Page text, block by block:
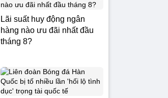
Lãi suất huy động ngân
hàng nào ưu đãi nhất đầu
tháng 8?